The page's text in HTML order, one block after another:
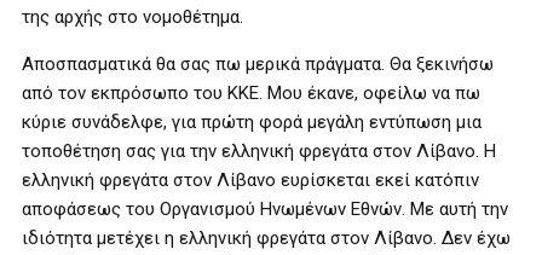
της αρχής στο νομοθέτημα.
Αποσπασματικά θα σας πω μερικά πράγματα. Θα ξεκινήσω
από τον εκπρόσωπο του ΚΚΕ. Μου έκανε, οφείλω να πω
κύριε συνάδελφε, για πρώτη φορά μεγάλη εντύπωση μια
τοποθέτηση σας για την ελληνική φρεγάτα στον Λίβανο. Η
ελληνική φρεγάτα στον Λίβανο ευρίσκεται εκεί κατόπιν
αποφάσεως του Οργανισμού Ηνωμένων Εθνών. Με αυτή την
ιδιότητα μετέχει η ελληνική φρεγάτα στον Λίβανο. Δεν έχω